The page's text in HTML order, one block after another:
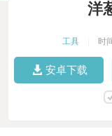
洋
工具 时
安卓下载